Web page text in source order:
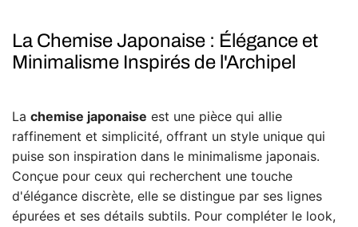
La Chemise Japonaise : Élégance et
Minimalisme Inspirés de l'Archipel
La chemise japonaise est une pièce qui allie
raffinement et simplicité, offrant un style unique qui
puise son inspiration dans le minimalisme japonais.
Conçue pour ceux qui recherchent une touche
d'élégance discrète, elle se distingue par ses lignes
épurées et ses détails subtils. Pour compléter le look,